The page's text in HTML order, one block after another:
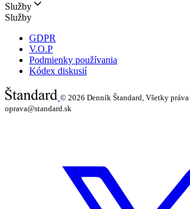
Služby
Služby
GDPR
V.O.P
Podmienky používania
Kódex diskusií
© 2026 Denník Štandard, Všetky
oprava@standard.sk